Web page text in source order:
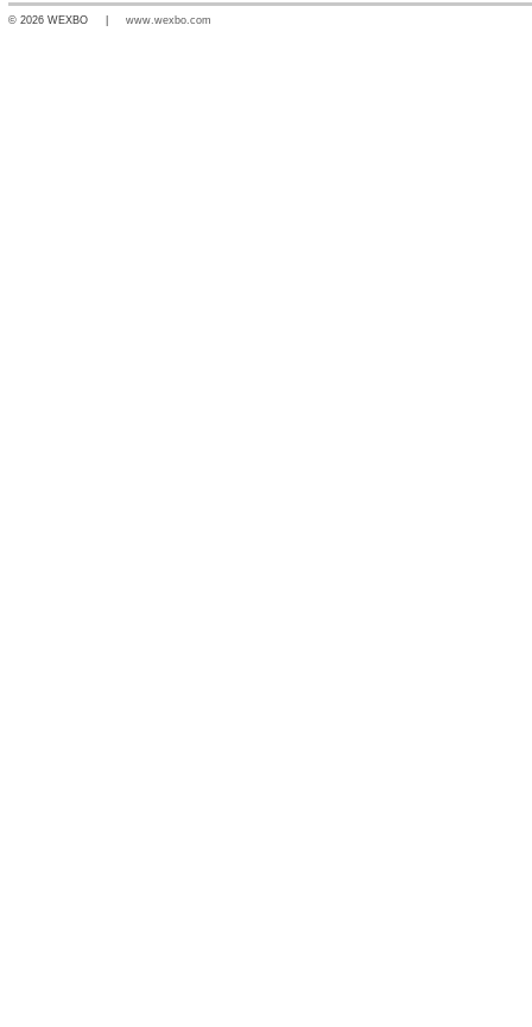
© 2026 WEXBO | www.wexbo.com